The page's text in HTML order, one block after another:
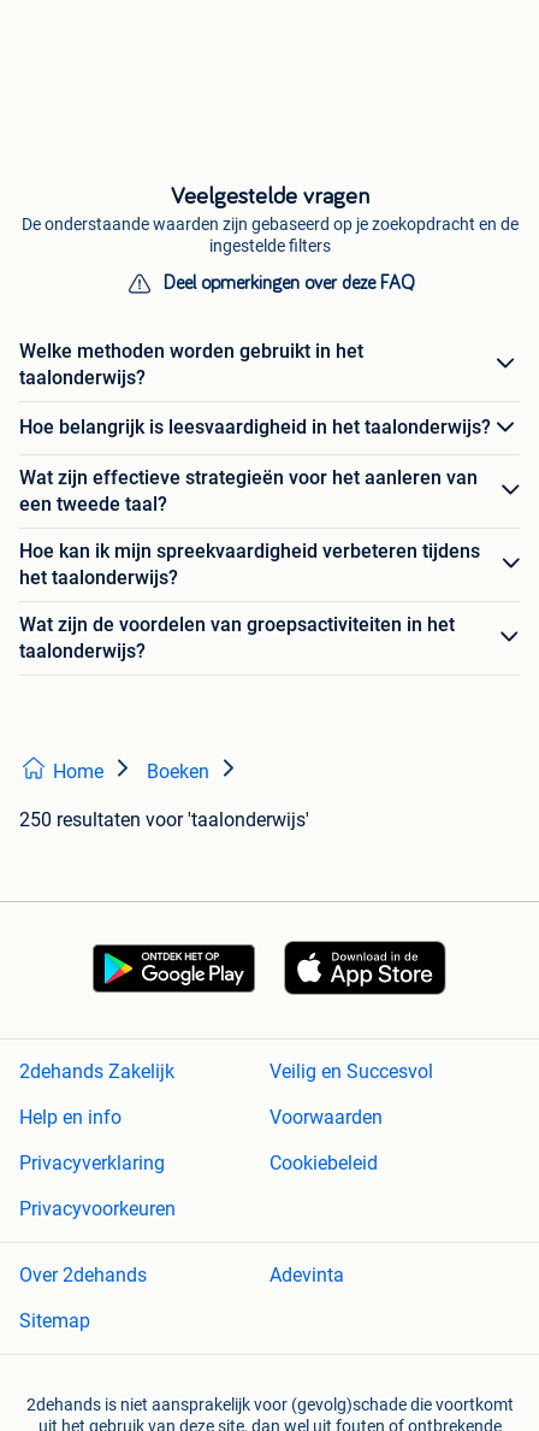
Veelgestelde vragen
De onderstaande waarden zijn gebaseerd op je zoekopdracht en de
ingestelde filters
Deel opmerkingen over deze FAQ
Welke methoden worden gebruikt in het
taalonderwijs?
Hoe belangrijk is leesvaardigheid in het taalonderwijs?
Wat zijn effectieve strategieën voor het aanleren van
een tweede taal?
Hoe kan ik mijn spreekvaardigheid verbeteren tijdens
het taalonderwijs?
Wat zijn de voordelen van groepsactiviteiten in het
taalonderwijs?
Home Boeken
250 resultaten voor 'taalonderwijs'
2dehands Zakelijk
Veilig en Succesvol
Help en info
Voorwaarden
Privacyverklaring
Cookiebeleid
Privacyvoorkeuren
Over 2dehands
Adevinta
Sitemap
2dehands is niet aansprakelijk voor (gevolg)schade die voortkomt
uit het gebruik van deze site, dan wel uit fouten of ontbrekende